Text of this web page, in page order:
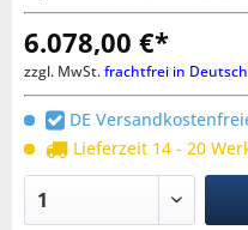
6.078,00 €*
zzgl. MwSt.frachtfrei in
DE
Lieferzeit 14 - 20